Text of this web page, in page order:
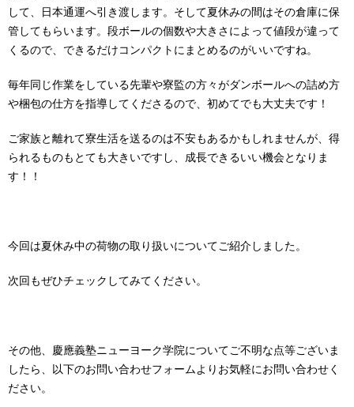
して、日本通運へ引き渡します。そして夏休みの間はその倉庫に保
管してもらいます。段ボールの個数や大きさによって値段が違って
くるので、できるだけコンパクトにまとめるのがいいですね。
毎年同じ作業をしている先輩や寮監の方々がダンボールへの詰め方
や梱包の仕方を指導してくださるので、初めてでも大丈夫です！
ご家族と離れて寮生活を送るのは不安もあるかもしれませんが、得
られるものもとても大きいですし、成長できるいい機会となりま
す！！
今回は夏休み中の荷物の取り扱いについてご紹介しました。
次回もぜひチェックしてみてください。
その他、慶應義塾ニューヨーク学院についてご不明な点等ございま
したら、以下のお問い合わせフォームよりお気軽にお問い合わせく
ださい。